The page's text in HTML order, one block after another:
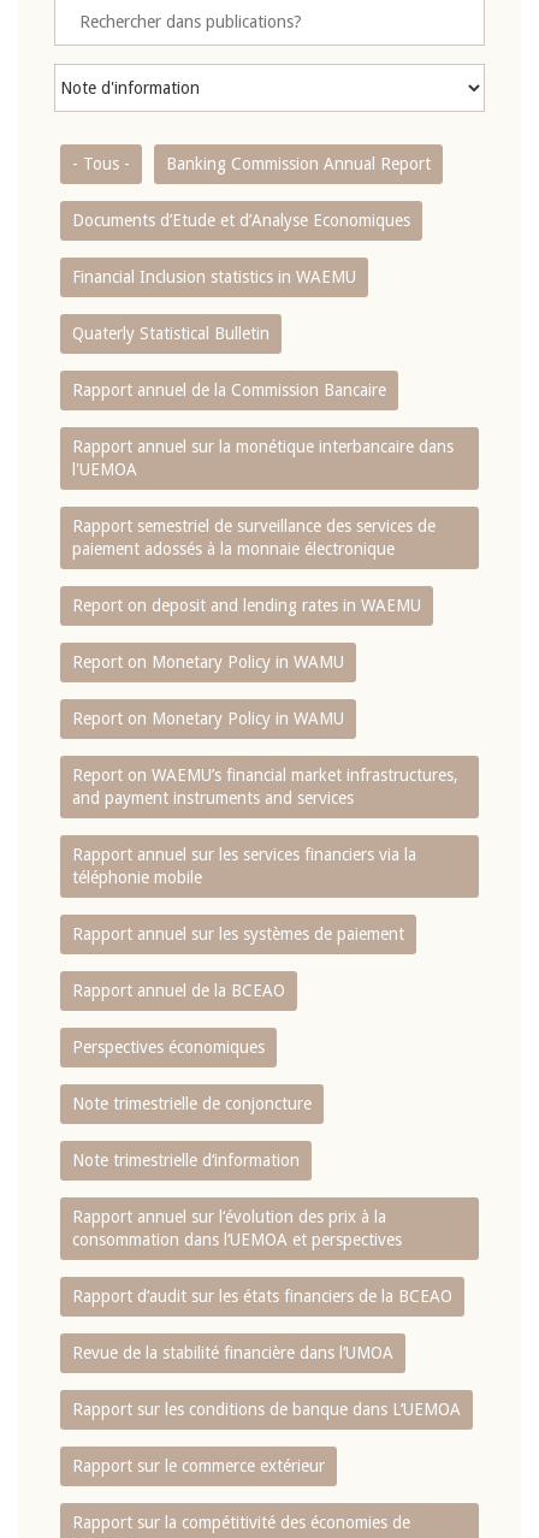
- Tous - Banking Commission Annual Report
Documents d’Etude et d’Analyse Economiques
Financial Inclusion statistics in WAEMU
Quaterly Statistical Bulletin
Rapport annuel de la Commission Bancaire
Rapport annuel sur la monétique interbancaire dans
l'UEMOA
Rapport semestriel de surveillance des services de
paiement adossés à la monnaie électronique
Report on deposit and lending rates in WAEMU
Report on Monetary Policy in WAMU
Report on Monetary Policy in WAMU
Report on WAEMU’s financial market infrastructures,
and payment instruments and services
Rapport annuel sur les services financiers via la
téléphonie mobile
Rapport annuel sur les systèmes de paiement
Rapport annuel de la BCEAO
Perspectives économiques
Note trimestrielle de conjoncture
Note trimestrielle d‘information
Rapport annuel sur l‘évolution des prix à la
consommation dans l‘UEMOA et perspectives
Rapport d‘audit sur les états financiers de la BCEAO
Revue de la stabilité financière dans l‘UMOA
Rapport sur les conditions de banque dans L‘UEMOA
Rapport sur le commerce extérieur
Rapport sur la compétitivité des économies de